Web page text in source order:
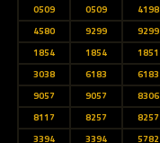
0509 0509 4198
4580
9299 9299
1854
1854 1851
3038
6183 6183
9057
9057 8306
8117
8257 8257
3394
3394 5782